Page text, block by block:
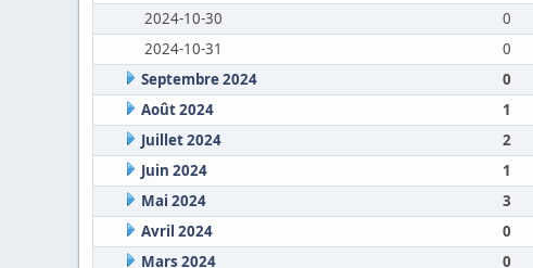
2024-10-30
0
2024-10-31
0
Septembre 2024
0
Août 2024
1
Juillet 2024
2
Juin 2024
1
Mai 2024
3
Avril 2024
0
Mars 2024
0